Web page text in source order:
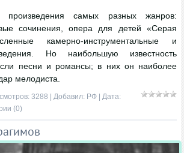
произведения самых разных жанров:
сочинения, опера для детей «Серая
камерно-инструментальные и
Но наибольшую известность
песни и романсы; в них он наиболее
мелодиста.
3288 | Добавил: РФ | Дата:
(0)